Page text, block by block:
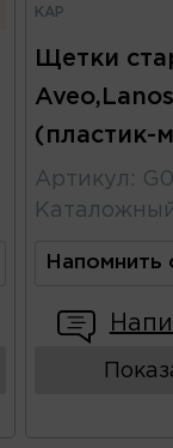
KAP
Щетки
(пластик-
Артикул :
Напомнить